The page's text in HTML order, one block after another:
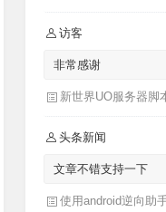
访客
非常感谢
新世界UO服务器脚
头条新闻
文章不错支持一下
使用android逆向助手